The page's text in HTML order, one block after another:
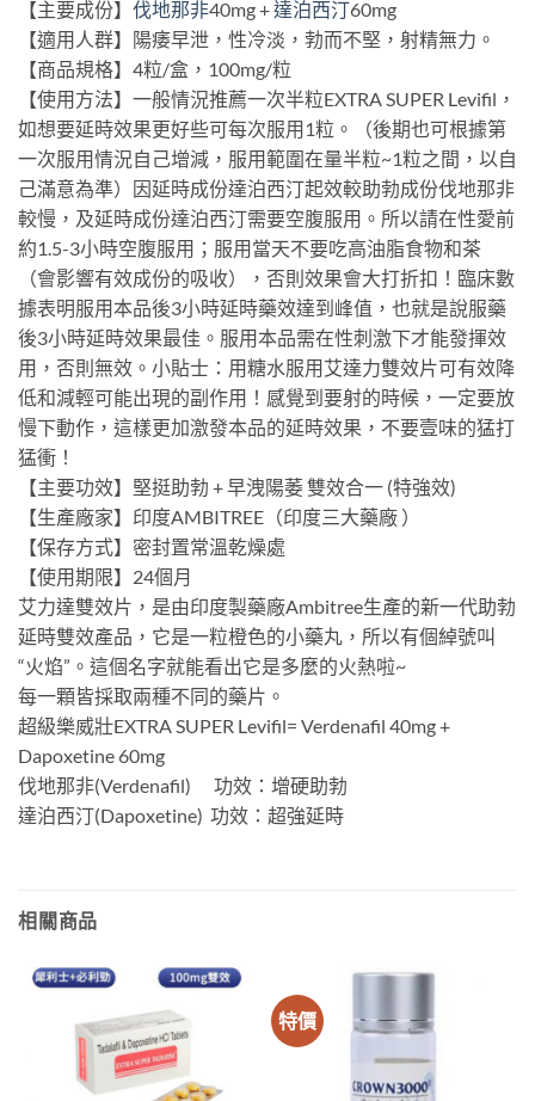
【主要成份】 伐地那非40mg +達泊西汀60mg
【適用人群】陽痿早泄，性冷淡，勃而不堅，射精無力。
【商品規格】4粒/盒，100mg/粒
【使用方法】一般情況推薦一次半粒EXTRA SUPER Levifil，
如想要延時效果更好些可每次服用1粒。（後期也可根據第
一次服用情況自己增減，服用範圍在量半粒~1粒之間，以自
己滿意為準）因延時成份達泊西汀起效較助勃成份伐地那非
較慢，及延時成份達泊西汀需要空腹服用。所以請在性愛前
約1.5-3小時空腹服用；服用當天不要吃高油脂食物和茶
（會影響有效成份的吸收），否則效果會大打折扣！臨床數
據表明服用本品後3小時延時藥效達到峰值，也就是說服藥
後3小時延時效果最佳。服用本品需在性刺激下才能發揮效
用，否則無效。小貼士：用糖水服用艾達力雙效片可有效降
低和減輕可能出現的副作用！感覺到要射的時候，一定要放
慢下動作，這樣更加激發本品的延時效果，不要壹味的猛打
猛衝！
【主要功效】堅挺助勃 + 早洩陽萎 雙效合一 (特強效)
【生產廠家】印度AMBITREE（印度三大藥廠 ）
【保存方式】密封置常溫乾燥處
【使用期限】24個月
艾力達雙效片，是由印度製藥廠Ambitree生產的新一代助勃
延時雙效產品，它是一粒橙色的小藥丸，所以有個綽號叫
“火焰”。這個名字就能看出它是多麼的火熱啦~
每一顆皆採取兩種不同的藥片。
超級樂威壯EXTRA SUPER Levifil= Verdenafil 40mg +
Dapoxetine 60mg
伐地那非(Verdenafil) 功效：增硬助勃
達泊西汀(Dapoxetine) 功效：超強延時
相關商品
特價